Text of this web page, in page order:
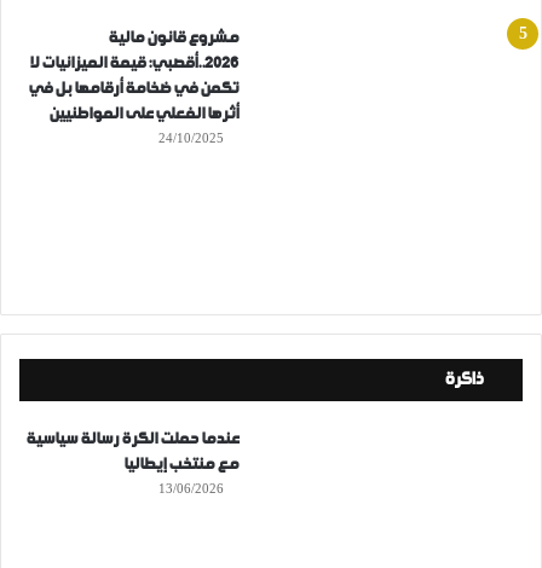
مشروع قانون مالية
2026..أقصبي: قيمة الميزانيات لا
تكمن في ضخامة أرقامها بل في
أثرها الفعلي على المواطنيين
24/10/2025
ذاكرة
عندما حملت الكرة رسالة سياسية
مع منتخب إيطاليا
13/06/2026